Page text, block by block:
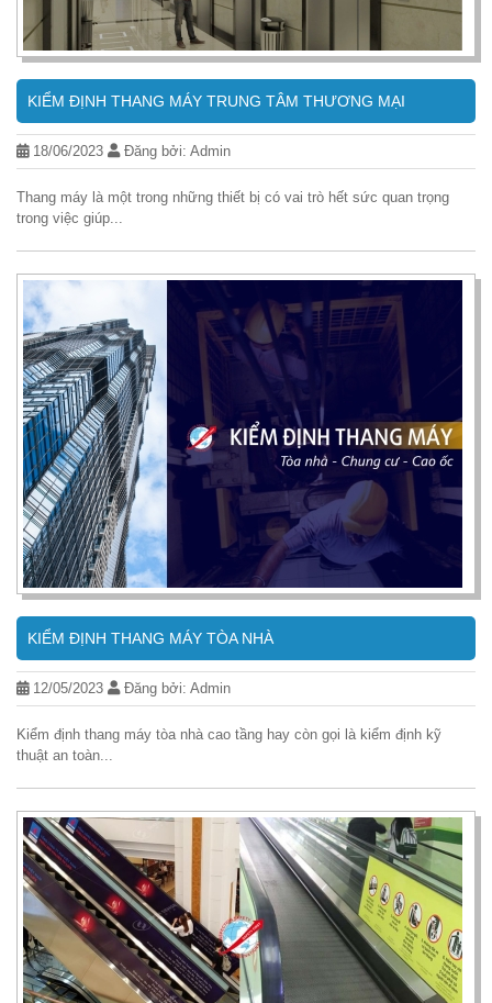
KIỂM ĐỊNH THANG MÁY TRUNG TÂM THƯƠNG MẠI
18/06/2023 Đăng bởi: Admin
Thang máy là một trong những thiết bị có vai trò hết sức quan trọng
trong việc giúp...
KIỂM ĐỊNH THANG MÁY TÒA NHÀ
12/05/2023 Đăng bởi: Admin
Kiểm định thang máy tòa nhà cao tầng hay còn gọi là kiểm định kỹ
thuật an toàn...